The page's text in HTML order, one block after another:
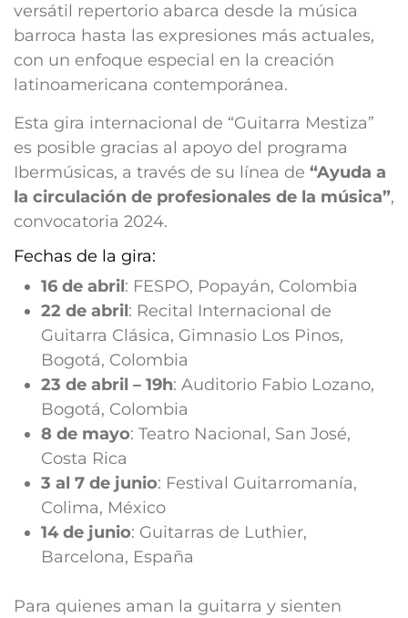
versátil repertorio abarca desde la música
barroca hasta las expresiones más actuales,
con un enfoque especial en la creación
latinoamericana contemporánea.
Esta gira internacional de “Guitarra Mestiza”
es posible gracias al apoyo del programa
Ibermúsicas, a través de su línea de “Ayuda a
la circulación de profesionales de la música”,
convocatoria 2024.
Fechas de la gira:
16 de abril: FESPO, Popayán, Colombia
22 de abril: Recital Internacional de
Guitarra Clásica, Gimnasio Los Pinos,
Bogotá, Colombia
23 de abril – 19h: Auditorio Fabio Lozano,
Bogotá, Colombia
8 de mayo: Teatro Nacional, San José,
Costa Rica
3 al 7 de junio: Festival Guitarromanía,
Colima, México
14 de junio: Guitarras de Luthier,
Barcelona, España
Para quienes aman la guitarra y sienten